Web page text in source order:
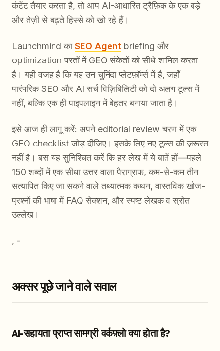
कंटेंट तैयार करता है, तो आप AI-आधारित ट्रैफ़िक के एक बड़े
और तेज़ी से बढ़ते हिस्से को खो रहे हैं।
Launchmind काSEO Agent briefing और
optimization परतों में GEO संकेतों को सीधे शामिल करता
है। यही वजह है कि यह उन चुनिंदा प्लेटफ़ॉर्म्स में है, जहाँ
पारंपरिक SEO और AI सर्च विज़िबिलिटी को दो अलग टूल्स में
नहीं, बल्कि एक ही पाइपलाइन में बेहतर बनाया जाता है।
इसे आज ही लागू करें: अपने editorial review चरण में एक
GEO checklist जोड़ दीजिए। इसके लिए नए टूल्स की ज़रूरत
नहीं है। बस यह सुनिश्चित करें कि हर लेख में ये बातें हों—पहले
150 शब्दों में एक सीधा उत्तर वाला पैराग्राफ, कम-से-कम तीन
सत्यापित किए जा सकने वाले तथ्यात्मक कथन, वास्तविक खोज-
प्रश्नों की भाषा में FAQ सेक्शन, और स्पष्ट लेखक व स्रोत
उल्लेख।
, -
अक्सर पूछे जाने वाले सवाल
AI-सहायता प्राप्त सामग्री वर्कफ़्लो क्या होता है?